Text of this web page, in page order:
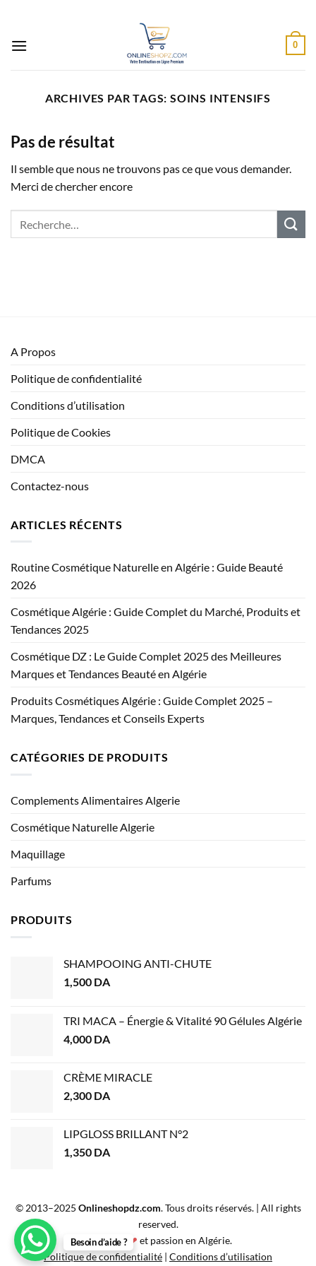
contenu
0
ARCHIVES PAR TAGS:SOINS INTENSIFS
Pas de résultat
Il semble que nous ne trouvons pas ce que vous demander.
Merci de chercher encore
A Propos
Politique de confidentialité
Conditions d’utilisation
Politique de Cookies
DMCA
Contactez-nous
ARTICLES RÉCENTS
Routine Cosmétique Naturelle en Algérie : Guide Beauté
2026
Cosmétique Algérie : Guide Complet du Marché, Produits et
Tendances 2025
Cosmétique DZ : Le Guide Complet 2025 des Meilleures
Marques et Tendances Beauté en Algérie
Produits Cosmétiques Algérie : Guide Complet 2025 –
Marques, Tendances et Conseils Experts
CATÉGORIES DE PRODUITS
Complements Alimentaires Algerie
Cosmétique Naturelle Algerie
Maquillage
Parfums
PRODUITS
SHAMPOOING ANTI-CHUTE
1,500 DA
TRI MACA – Énergie & Vitalité 90 Gélules Algérie
4,000 DA
CRÈME MIRACLE
2,300 DA
LIPGLOSS BRILLANT N°2
1,350 DA
© 2013–2025 Onlineshopdz.com. Tous droits réservés. | All rights
reserved.
Créé avec ❤ et passion en Algérie.
Politique de confidentialité | Conditions d’utilisation
Besoin d’aide ?